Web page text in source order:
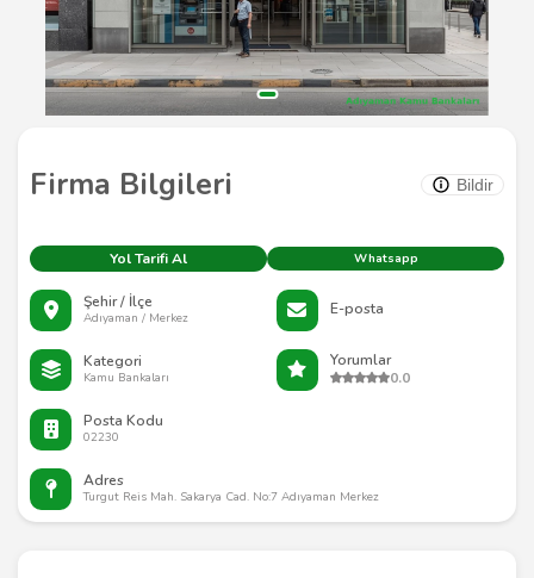
Firma Bilgileri Bildir
Yol Tarifi Al Whatsapp
Şehir / İlçe
Adıyaman / Merkez E-posta
Kategori
Kamu Bankaları
Yorumlar
0.0
Posta Kodu
02230
Adres
Turgut Reis Mah. Sakarya Cad. No:7 Adıyaman Merkez